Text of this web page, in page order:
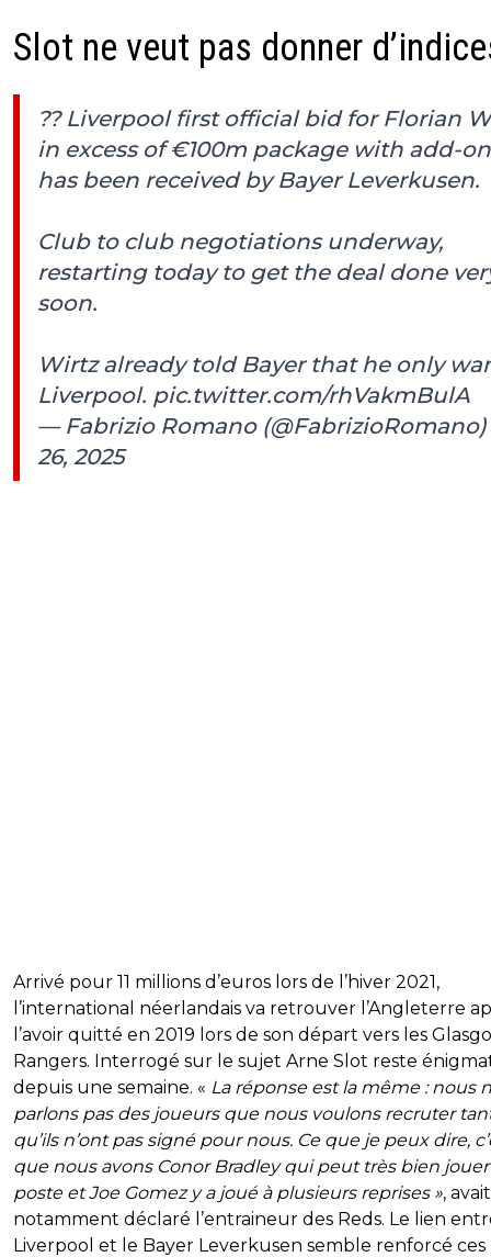
Slot ne veut pas donner
?? Liverpool first official bid for Florian
in excess of €100m package with add-
has been received by Bayer Leverkusen.
Club to club negotiations underway,
restarting today to get the deal done
soon.
Wirtz already told Bayer that he only
Liverpool. pic.twitter.com/rhVakmBulA
— Fabrizio Romano (@FabrizioRomano)
26, 2025
Arrivé pour 11 millions d’euros lors de l’hiver 2021,
l’international néerlandais va retrouver l’Angleterre
l’avoir quitté en 2019 lors de son départ vers les
Rangers. Interrogé sur le sujet Arne Slot reste
depuis une semaine. « La réponse est la même : nous
parlons pas des joueurs que nous voulons recruter
qu’ils n’ont pas signé pour nous. Ce que je peux dire,
que nous avons Conor Bradley qui peut très bien jouer
poste et Joe Gomez y a joué à plusieurs reprises », avait
notamment déclaré l’entraineur des Reds. Le lien
Liverpool et le Bayer Leverkusen semble renforcé ces